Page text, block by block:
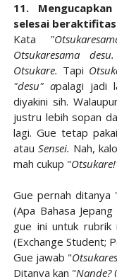
11.
selesai
Kata
Otsukaresama desu.
Otsukare. Tapi
"desu" apalagi jadi
diyakini sih.
justru lebih sopan
lagi. Gue tetap
atau Sensei. Nah,
mah cukup "
Gue pernah ditanya
(Apa Bahasa
gue ini untuk
(Exchange Student;
Gue jawab "
Ditanya kan "Nande?